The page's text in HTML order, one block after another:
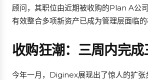
顾问，其职位由近期被收购的Plan A公
有效整合多项新资产已成为管理层面临的
收购狂潮：三周内完
今年一月，Diginex展现出了惊人的扩张